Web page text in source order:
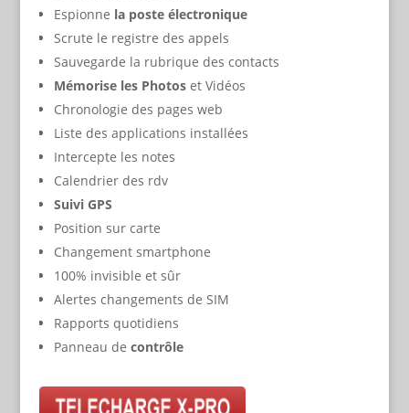
Espionne la poste électronique
Scrute le registre des appels
Sauvegarde la rubrique des contacts
Mémorise les Photoset Vidéos
Chronologie des pages web
Liste des applications installées
Intercepte les notes
Calendrier des rdv
Suivi GPS
Position sur carte
Changement smartphone
100% invisible et sûr
Alertes changements de SIM
Rapports quotidiens
Panneau de contrôle